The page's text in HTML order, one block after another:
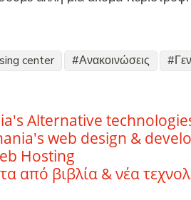
center Ανακοινώσεις